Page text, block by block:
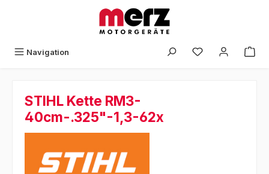
Navigation
STIHL Kette RM3-
40cm-.325"-1,3-62x